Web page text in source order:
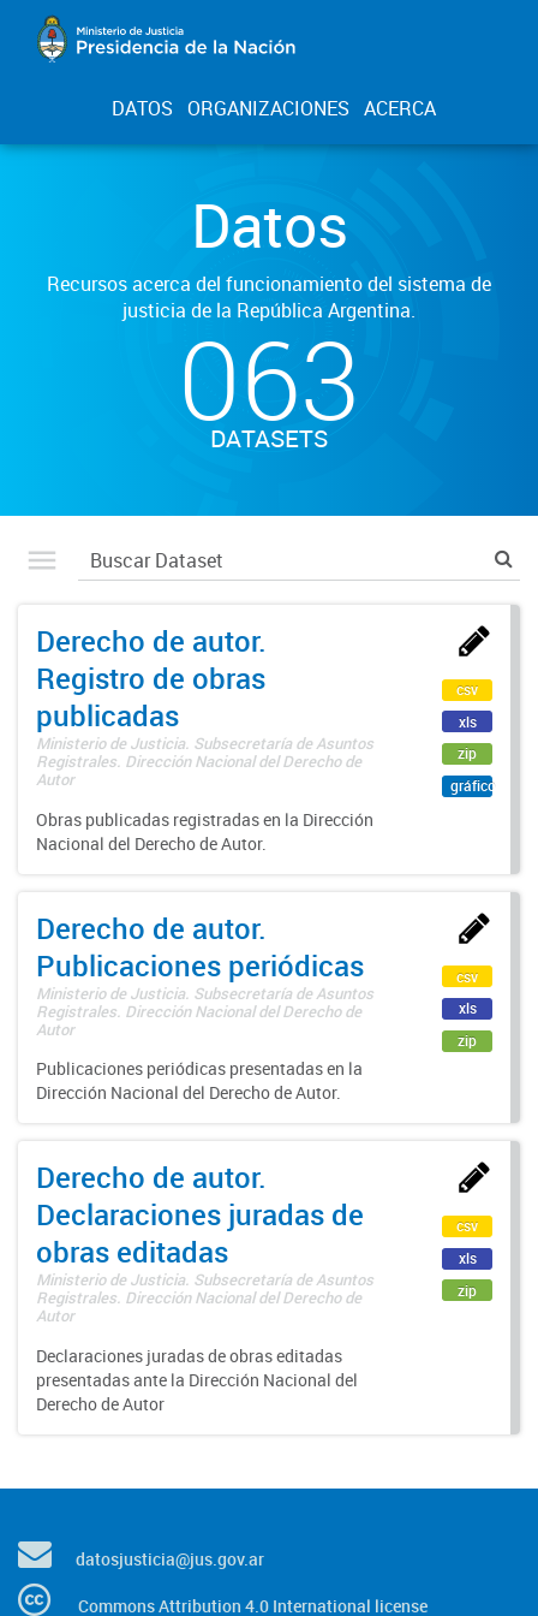
DATOS ORGANIZACIONES ACERCA
Datos
Recursos acerca del funcionamiento del sistema de
justicia de la República Argentina.
063
DATASETS
Derecho de autor.
Registro de obras
publicadas
Ministerio de Justicia. Subsecretaría de Asuntos
Registrales. Dirección Nacional del Derecho de
Autor
Obras publicadas registradas en la Dirección
Nacional del Derecho de Autor.
csv
xls
zip
gráfico
Derecho de autor.
Publicaciones periódicas
Ministerio de Justicia. Subsecretaría de Asuntos
Registrales. Dirección Nacional del Derecho de
Autor
Publicaciones periódicas presentadas en la
Dirección Nacional del Derecho de Autor.
csv
xls
zip
Derecho de autor.
Declaraciones juradas de
obras editadas
Ministerio de Justicia. Subsecretaría de Asuntos
Registrales. Dirección Nacional del Derecho de
Autor
Declaraciones juradas de obras editadas
presentadas ante la Dirección Nacional del
Derecho de Autor
csv
xls
zip
datosjusticia@jus.gov.ar
Commons Attribution 4.0 International license